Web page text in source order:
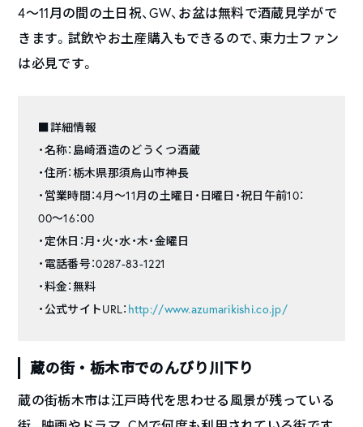
4～11月の間の土日祝、GW、お盆は無料で酒蔵見学がで
きます。試飲やお土産購入もできるので、東力士ファン
は必見です。
■詳細情報
・名称：島崎酒造のどうくつ酒蔵
・住所：栃木県那須烏山市神長
・営業時間：4月〜11月の土曜日・日曜日・祝日午前10：
00〜16：00
・定休日：月・火・水・木・金曜日
・電話番号：0287-83-1221
・料金：無料
・公式サイトURL： http://www.azumarikishi.co.jp/
蔵の街・栃木市でのんびり川下り
蔵の街栃木市は江戸時代を思わせる風景が残っている